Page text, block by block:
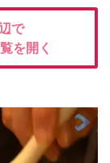
で
を開く